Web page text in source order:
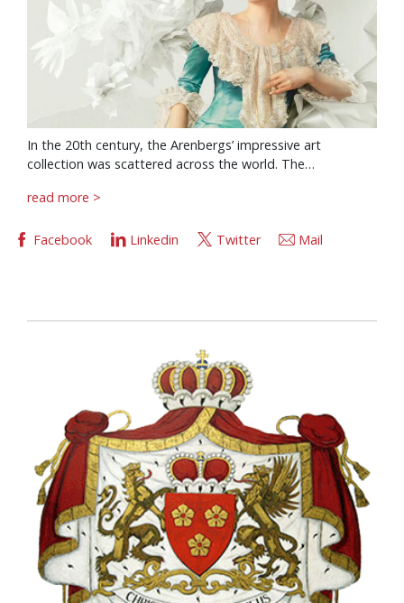
In the 20th century, the Arenbergs’ impressive art
collection was scattered across the world. The…
read more >
Facebook Linkedin Twitter Mail